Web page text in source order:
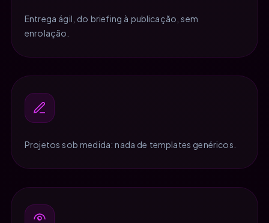
Entrega ágil, do briefing à publicação, sem
enrolação.
Projetos sob medida: nada de templates genéricos.